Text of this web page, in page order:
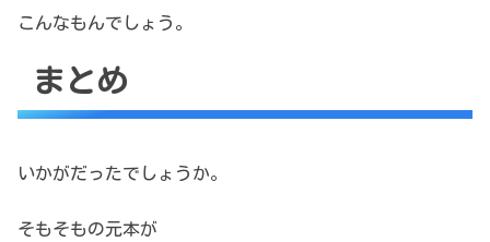
こんなもんでしょう。
まとめ
いかがだったでしょうか。
そもそもの元本が